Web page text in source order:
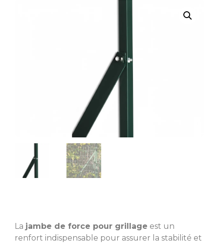
La jambe de force pour grillage est un
renfort indispensable pour assurer la stabilité et